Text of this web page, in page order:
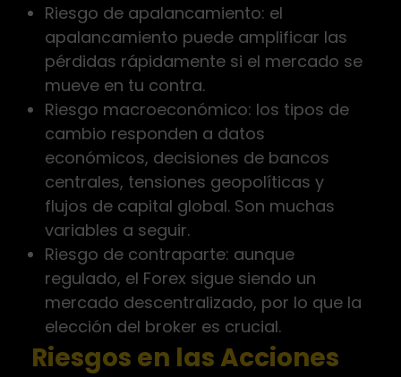
Riesgo de apalancamiento: el
apalancamiento puede amplificar las
pérdidas rápidamente si el mercado se
mueve en tu contra.
Riesgo macroeconómico: los tipos de
cambio responden a datos
económicos, decisiones de bancos
centrales, tensiones geopolíticas y
flujos de capital global. Son muchas
variables a seguir.
Riesgo de contraparte: aunque
regulado, el Forex sigue siendo un
mercado descentralizado, por lo que la
elección del broker es crucial.
Riesgos en las Acciones